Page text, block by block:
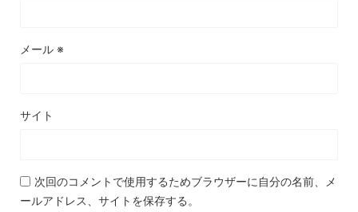
メール ※
サイト
次回のコメントで使用するためブラウザーに自分の名前、メ
ールアドレス、サイトを保存する。